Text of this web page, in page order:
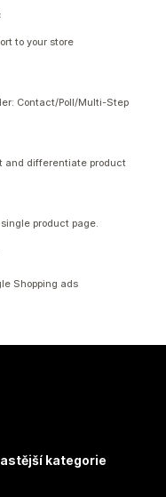
to your store
Contact/Poll/Multi-Step
and differentiate product
product page.
Shopping ads
kategorie